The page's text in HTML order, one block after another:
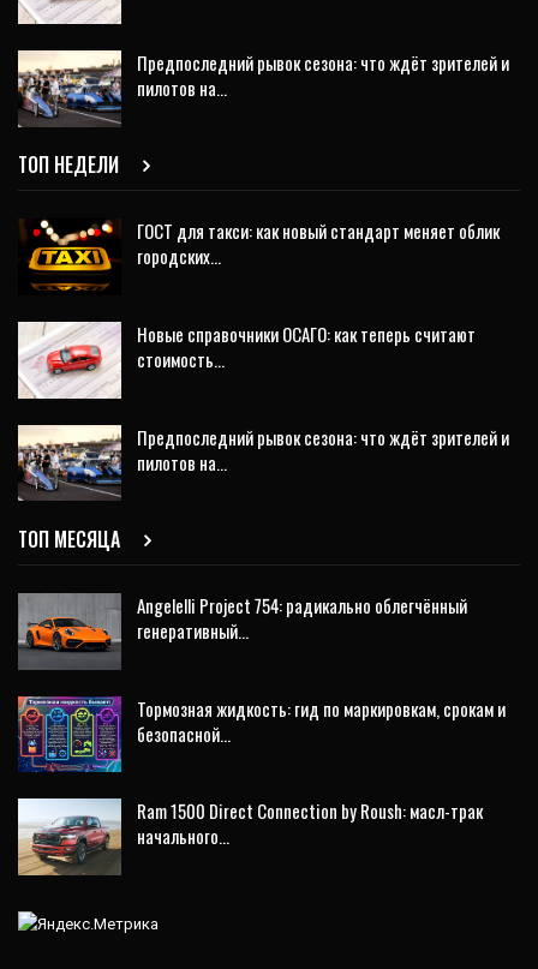
Предпоследний рывок сезона: что ждёт зрителей и
пилотов на…
ТОП НЕДЕЛИ
ГОСТ для такси: как новый стандарт меняет облик
городских…
Новые справочники ОСАГО: как теперь считают
стоимость…
Предпоследний рывок сезона: что ждёт зрителей и
пилотов на…
ТОП МЕСЯЦА
Angelelli Project 754: радикально облегчённый
генеративный…
Тормозная жидкость: гид по маркировкам, срокам и
безопасной…
Ram 1500 Direct Connection by Roush: масл-трак
начального…